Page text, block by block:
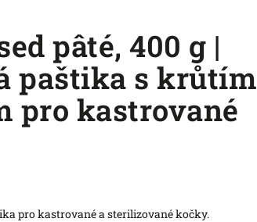
pâté, 400 g |
paštika s krůtím
pro kastrované
pro kastrované a sterilizované kočky.